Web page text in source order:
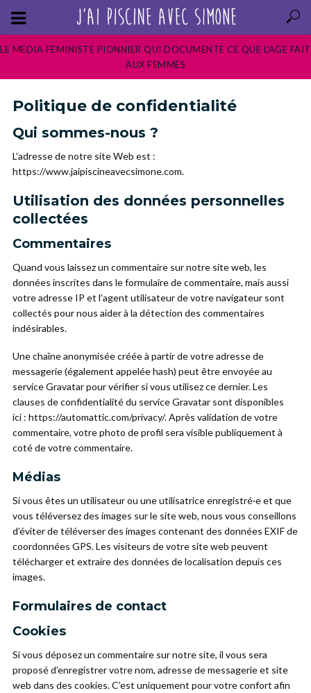
LE MEDIA FEMINISTE PIONNIER QUI DOCUMENTE CE QUE L’AGE FAIT
AUX FEMMES
Politique de confidentialité
Qui sommes-nous ?
L’adresse de notre site Web est :
https://www.jaipiscineavecsimone.com.
Utilisation des données personnelles
collectées
Commentaires
Quand vous laissez un commentaire sur notre site web, les
données inscrites dans le formulaire de commentaire, mais aussi
votre adresse IP et l’agent utilisateur de votre navigateur sont
collectés pour nous aider à la détection des commentaires
indésirables.
Une chaîne anonymisée créée à partir de votre adresse de
messagerie (également appelée hash) peut être envoyée au
service Gravatar pour vérifier si vous utilisez ce dernier. Les
clauses de confidentialité du service Gravatar sont disponibles
ici : https://automattic.com/privacy/. Après validation de votre
commentaire, votre photo de profil sera visible publiquement à
coté de votre commentaire.
Médias
Si vous êtes un utilisateur ou une utilisatrice enregistré·e et que
vous téléversez des images sur le site web, nous vous conseillons
d’éviter de téléverser des images contenant des données EXIF de
coordonnées GPS. Les visiteurs de votre site web peuvent
télécharger et extraire des données de localisation depuis ces
images.
Formulaires de contact
Cookies
Si vous déposez un commentaire sur notre site, il vous sera
proposé d’enregistrer votre nom, adresse de messagerie et site
web dans des cookies. C’est uniquement pour votre confort afin